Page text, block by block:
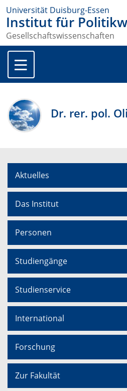
Universität Duisburg-Essen
Institut für
Gesellschaftswissenschaften
Dr. rer. pol.
Aktuelles
Das Institut
Personen
Studiengänge
Studienservice
International
Forschung
Zur Fakultät